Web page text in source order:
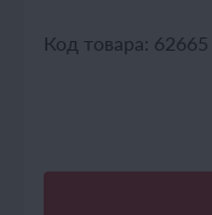
Код товара: 62665